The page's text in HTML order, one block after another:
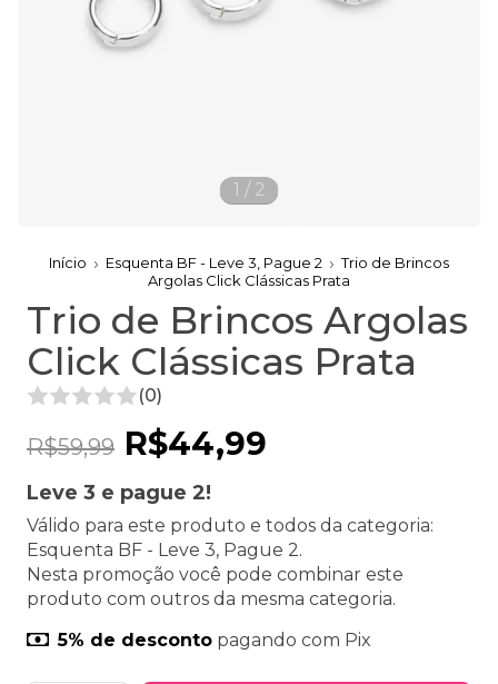
1 / 2
Início Esquenta BF - Leve 3, Pague 2
Trio de Brincos
Argolas Click Clássicas Prata
Trio de Brincos Argolas
Click Clássicas Prata
(0)
R$59,99 R$44,99
Leve 3 e pague 2!
Válido para este produto e todos da categoria:
Esquenta BF - Leve 3, Pague 2.
Nesta promoção você pode combinar este
produto com outros da mesma categoria.
5% de desconto pagando com Pix